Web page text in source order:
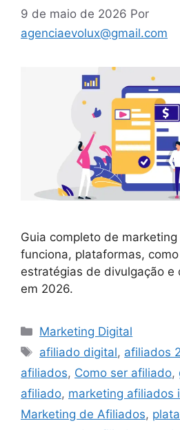
9 de maio de 2026 Por
agenciaevolux@gmail.com
Guia completo de
funciona, plataformas,
estratégias de divulgação e
em 2026.
Categorias
Marketing Digital
Tags
afiliado digital, afiliados
afiliados, Como ser afiliado,
afiliado, marketing afiliados
Marketing de Afiliados,